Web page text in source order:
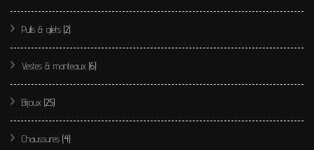
Pulls & gilets (2)
Vestes & manteaux (6)
Bijoux (25)
Chaussures (4)